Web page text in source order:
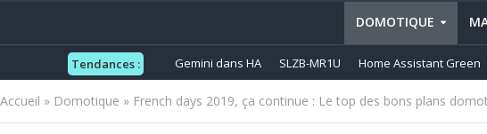
DOMOTIQUE
Tendances : Gemini dans HA SLZB-MR1U Home Assistant Green
Accueil » Domotique » French days 2019, ça continue : Le top des bons plans